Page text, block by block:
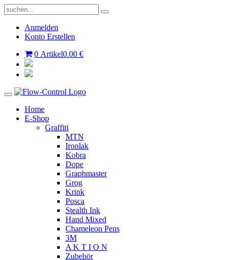
Anmelden
Konto Erstellen
0 Artikel0.00 €
Home
E-Shop
Graffiti
MTN
Ironlak
Kobra
Dope
Graphmaster
Grog
Krink
Posca
Stealth Ink
Hand Mixed
Chameleon Pens
3M
A K T I O N
Zubehör